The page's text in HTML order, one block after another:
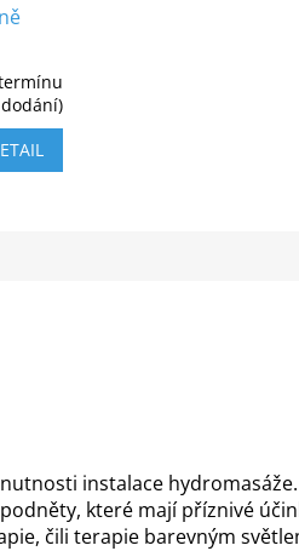
A
dodání)
instalace hydromasáže.
které mají příznivé
čili terapie barevným